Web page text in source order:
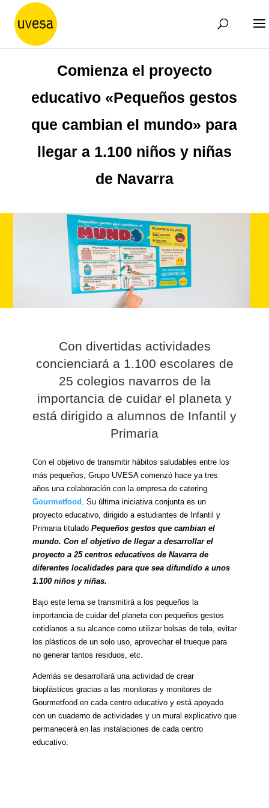
Comienza el proyecto
educativo «Pequeños gestos
que cambian el mundo» para
llegar a 1.100 niños y niñas
de Navarra
Con divertidas actividades
concienciará a 1.100 escolares de
25 colegios navarros de la
importancia de cuidar el planeta y
está dirigido a alumnos de Infantil y
Primaria
Con el objetivo de transmitir hábitos saludables entre los
más pequeños, Grupo UVESA comenzó hace ya tres
años una colaboración con la empresa de catering
Gourmetfood . Su última iniciativa conjunta es un
proyecto educativo, dirigido a estudiantes de Infantil y
Primaria titulado Pequeños gestos que cambian el
mundo. Con el objetivo de llegar a desarrollar el
proyecto a 25 centros educativos de Navarra de
diferentes localidades para que sea difundido a unos
1.100 niños y niñas.
Bajo este lema se transmitirá a los pequeños la
importancia de cuidar del planeta con pequeños gestos
cotidianos a su alcance como utilizar bolsas de tela, evitar
los plásticos de un solo uso, aprovechar el trueque para
no generar tantos residuos, etc.
Además se desarrollará una actividad de crear
bioplásticos gracias a las monitoras y monitores de
Gourmetfood en cada centro educativo y está apoyado
con un cuaderno de actividades y un mural explicativo que
permanecerá en las instalaciones de cada centro
educativo.